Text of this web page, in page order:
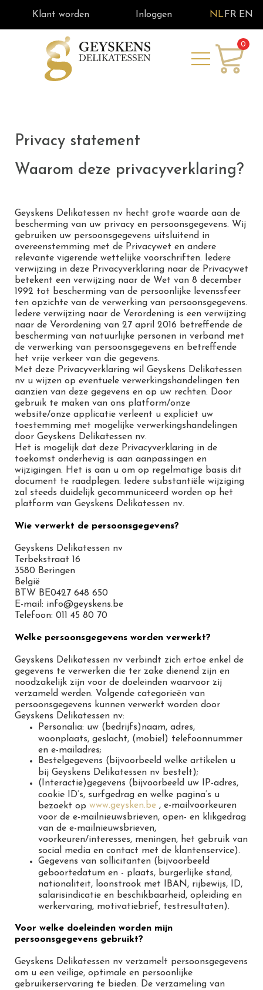
Klant worden Inloggen NL FR EN
0
Privacy statement
Waarom deze privacyverklaring?
Geyskens Delikatessen nv hecht grote waarde aan de
bescherming van uw privacy en persoonsgegevens. Wij
gebruiken uw persoonsgegevens uitsluitend in
overeenstemming met de Privacywet en andere
relevante vigerende wettelijke voorschriften. Iedere
verwijzing in deze Privacyverklaring naar de Privacywet
betekent een verwijzing naar de Wet van 8 december
1992 tot bescherming van de persoonlijke levenssfeer
ten opzichte van de verwerking van persoonsgegevens.
Iedere verwijzing naar de Verordening is een verwijzing
naar de Verordening van 27 april 2016 betreffende de
bescherming van natuurlijke personen in verband met
de verwerking van persoonsgegevens en betreffende
het vrije verkeer van die gegevens.
Met deze Privacyverklaring wil Geyskens Delikatessen
nv u wijzen op eventuele verwerkingshandelingen ten
aanzien van deze gegevens en op uw rechten. Door
gebruik te maken van ons platform/onze
website/onze applicatie verleent u expliciet uw
toestemming met mogelijke verwerkingshandelingen
door Geyskens Delikatessen nv.
Het is mogelijk dat deze Privacyverklaring in de
toekomst onderhevig is aan aanpassingen en
wijzigingen. Het is aan u om op regelmatige basis dit
document te raadplegen. Iedere substantiële wijziging
zal steeds duidelijk gecommuniceerd worden op het
platform van Geyskens Delikatessen nv.
Wie verwerkt de persoonsgegevens?
Geyskens Delikatessen nv
Terbekstraat 16
3580 Beringen
België
BTW BE0427 648 650
E-mail: info@geyskens.be
Telefoon: 011 45 80 70
Welke persoonsgegevens worden verwerkt?
Geyskens Delikatessen nv verbindt zich ertoe enkel de
gegevens te verwerken die ter zake dienend zijn en
noodzakelijk zijn voor de doeleinden waarvoor zij
verzameld werden. Volgende categorieën van
persoonsgegevens kunnen verwerkt worden door
Geyskens Delikatessen nv:
Personalia: uw (bedrijfs)naam, adres,
woonplaats, geslacht, (mobiel) telefoonnummer
en e-mailadres;
Bestelgegevens (bijvoorbeeld welke artikelen u
bij Geyskens Delikatessen nv bestelt);
(Interactie)gegevens (bijvoorbeeld uw IP-adres,
cookie ID’s, surfgedrag en welke pagina’s u
bezoekt op www.geysken.be , e-mailvoorkeuren
voor de e-mailnieuwsbrieven, open- en klikgedrag
van de e-mailnieuwsbrieven,
voorkeuren/interesses, meningen, het gebruik van
social media en contact met de klantenservice).
Gegevens van sollicitanten (bijvoorbeeld
geboortedatum en - plaats, burgerlijke stand,
nationaliteit, loonstrook met IBAN, rijbewijs, ID,
salarisindicatie en beschikbaarheid, opleiding en
werkervaring, motivatiebrief, testresultaten).
Voor welke doeleinden worden mijn
persoonsgegevens gebruikt?
Geyskens Delikatessen nv verzamelt persoonsgegevens
om u een veilige, optimale en persoonlijke
gebruikerservaring te bieden. De verzameling van